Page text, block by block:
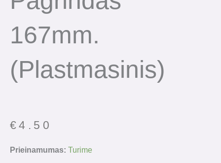
167mm.
(plastmasinis)
€4.50
Prieinamumas: Turime
produkto